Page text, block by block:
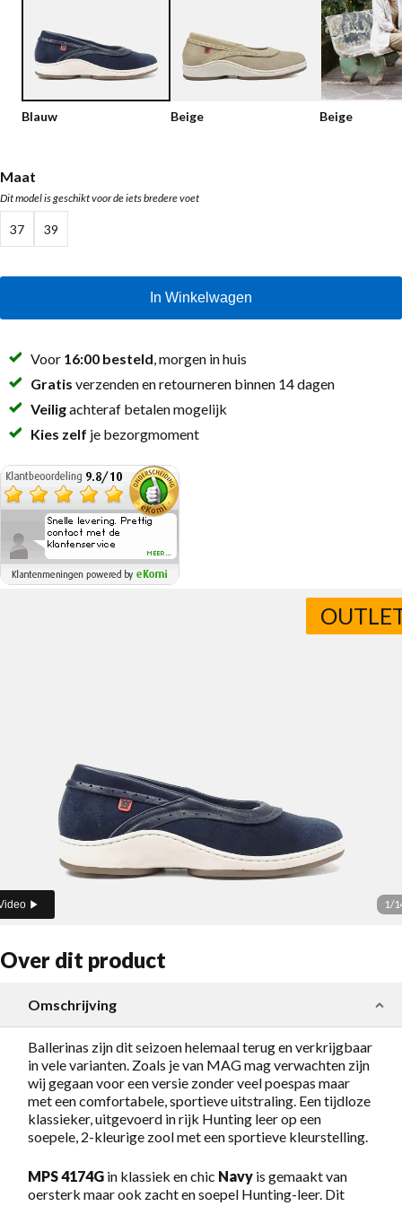
Vegan
Sandalen
Loafers
Workerboots
Enkellaarsjes met rits
MAG Iconen
Sale
Blauw Beige Beige
Maat
Dit model is geschikt voor de iets bredere voet
37 39
In Winkelwagen
Voor 16:00 besteld , morgen in huis
Gratis verzenden en retourneren binnen 14 dagen
Veiligachteraf betalen mogelijk
Kies zelf je bezorgmoment
1/
Over dit product
Omschrijving
Ballerinas zijn dit seizoen helemaal terug en verkrijgbaar
in vele varianten. Zoals je van MAG mag verwachten zijn
wij gegaan voor een versie zonder veel poespas maar
met een comfortabele, sportieve uitstraling. Een tijdloze
klassieker, uitgevoerd in rijk Hunting leer op een
soepele, 2-kleurige zool met een sportieve kleurstelling.
MPS 4174G in klassiek en chic Navy is gemaakt van
oersterk maar ook zacht en soepel Hunting-leer. Dit